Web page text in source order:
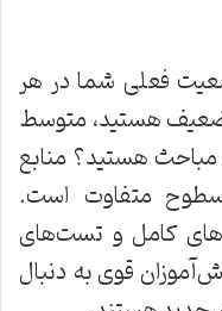
فعلی شما در هر
هستید، متوسط
هستید؟ منابع
متفاوت است.
کامل و تست‌های
قوی به دنبال